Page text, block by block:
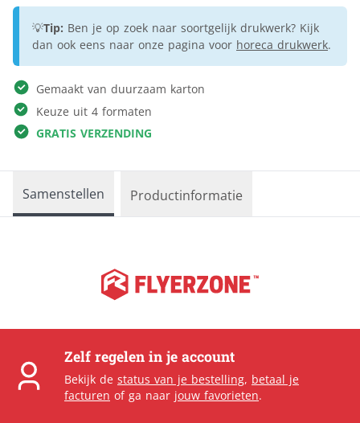
💡Tip: Ben je op zoek naar soortgelijk drukwerk? Kijk
dan ook eens naar onze pagina voor horeca drukwerk.
Gemaakt van duurzaam karton
Keuze uit 4 formaten
GRATIS VERZENDING
Samenstellen Productinformatie
Zelf regelen in je account
Bekijk de status van je bestelling, betaal je
facturen of ga naar jouw favorieten.